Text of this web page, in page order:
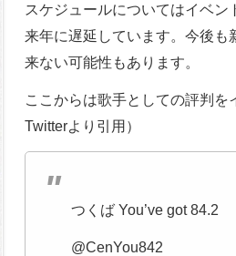
スケジュールについてはイベ
来年に遅延しています。今後も
来ない可能性もあります。
ここからは歌手としての評判
Twitterより引用）
つくば You’ve got 84.2
@CenYou842